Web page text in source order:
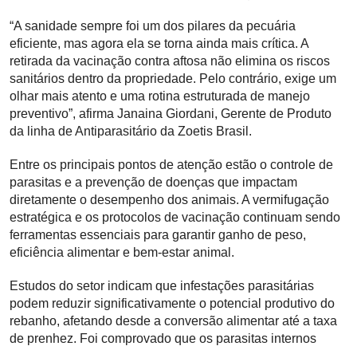
“A sanidade sempre foi um dos pilares da pecuária
eficiente, mas agora ela se torna ainda mais crítica. A
retirada da vacinação contra aftosa não elimina os riscos
sanitários dentro da propriedade. Pelo contrário, exige um
olhar mais atento e uma rotina estruturada de manejo
preventivo”, afirma Janaina Giordani, Gerente de Produto
da linha de Antiparasitário da Zoetis Brasil.
Entre os principais pontos de atenção estão o controle de
parasitas e a prevenção de doenças que impactam
diretamente o desempenho dos animais. A vermifugação
estratégica e os protocolos de vacinação continuam sendo
ferramentas essenciais para garantir ganho de peso,
eficiência alimentar e bem-estar animal.
Estudos do setor indicam que infestações parasitárias
podem reduzir significativamente o potencial produtivo do
rebanho, afetando desde a conversão alimentar até a taxa
de prenhez. Foi comprovado que os parasitas internos